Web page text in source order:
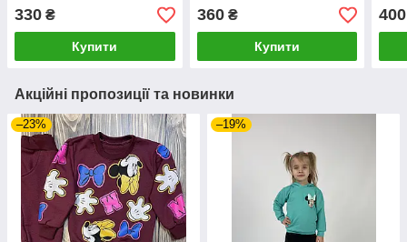
330 ₴
Купити
360₴
Купити
400
Акційні пропозиції та новинки
–23% –19%